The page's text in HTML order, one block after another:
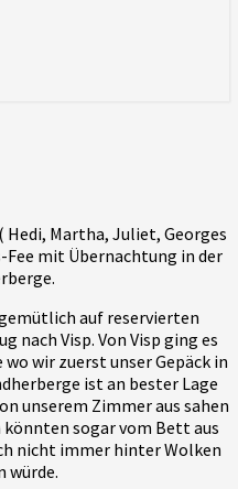
Hedi, Martha, Juliet, Georges
Fee mit Übernachtung in der
auf reservierten
nach Visp. Von Visp ging es
wir zuerst unser Gepäck in
ist an bester Lage
unserem Zimmer aus sahen
könnten sogar vom Bett aus
nicht immer hinter Wolken
würde.